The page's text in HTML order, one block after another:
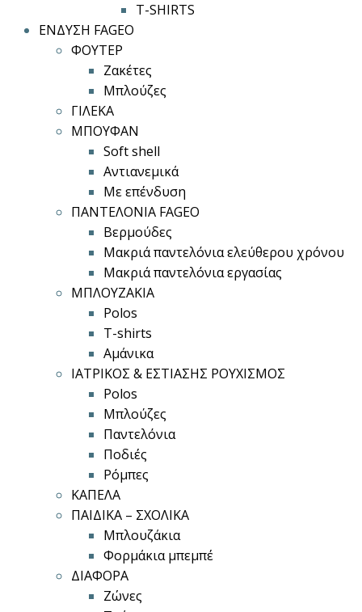
T-SHIRTS
ΕΝΔΥΣΗ FAGEO
ΦΟΥΤΕΡ
Ζακέτες
Μπλούζες
ΓΙΛΕΚΑ
ΜΠΟΥΦΑΝ
Soft shell
Αντιανεμικά
Με επένδυση
ΠΑΝΤΕΛΟΝΙΑ FAGEO
Βερμούδες
Μακριά παντελόνια ελεύθερου χρόνου
Μακριά παντελόνια εργασίας
ΜΠΛΟΥΖΑΚΙΑ
Polos
T-shirts
Αμάνικα
ΙΑΤΡΙΚΟΣ & ΕΣΤΙΑΣΗΣ ΡΟΥΧΙΣΜΟΣ
Polos
Μπλούζες
Παντελόνια
Ποδιές
Ρόμπες
ΚΑΠΕΛΑ
ΠΑΙΔΙΚΑ – ΣΧΟΛΙΚΑ
Μπλουζάκια
Φορμάκια μπεμπέ
ΔΙΑΦΟΡΑ
Ζώνες